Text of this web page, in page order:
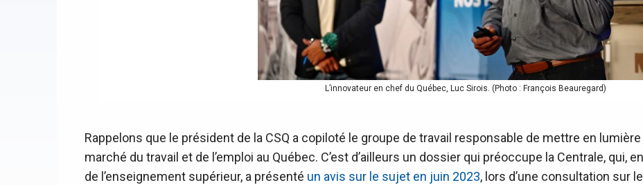
L’innovateur en chef du Québec, Luc Sirois. (Photo : François Beauregard)
Rappelons que le président de la CSQ a copiloté le groupe de travail responsable de mettre en
marché du travail et de l’emploi au Québec. C’est d’ailleurs un dossier qui préoccupe la Centrale, qui,
de l’enseignement supérieur, a présenté un avis sur le sujet en juin 2023, lors d’une consultation sur